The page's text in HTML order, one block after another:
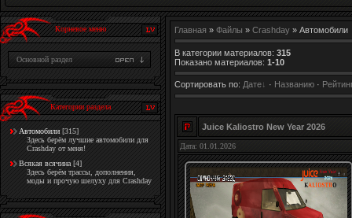
Корневое меню
Основной раздел
Категории раздела
Автомобили [315]
Здесь берём лучшие автомобили для
Crashday от меня!
Всякая всячина [4]
Здесь берём трассы, дополнения,
моды и прочую шелуху для Crashday
Главная » Файлы » Crashday » Автомобили
В категории материалов: 315
Показано материалов: 1-10
Сортировать по: Дате · Названию ·
Juice Kaliostro New Year 2026
Дата: 01.01.2026